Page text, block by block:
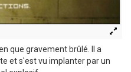
que gravement brûlé. Il a
et s'est vu implanter par un